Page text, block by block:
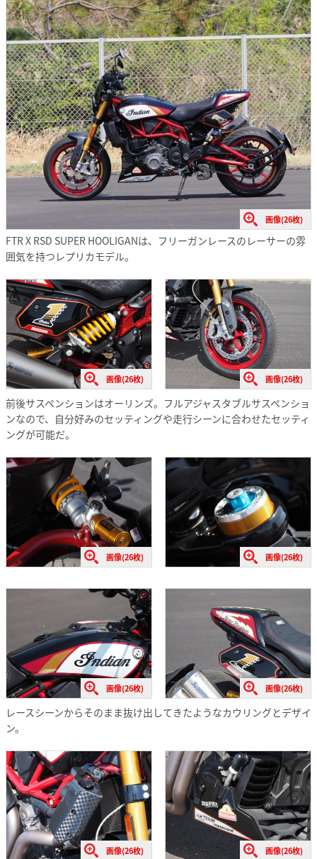
画像(26枚)
FTR X RSD SUPER HOOLIGANは、フリーガンレースのレーサーの雰
囲気を持つレプリカモデル。
画像(26枚) 画像(26枚)
前後サスペンションはオーリンズ。フルアジャスタブルサスペンショ
ンなので、自分好みのセッティングや走行シーンに合わせたセッティ
ングが可能だ。
画像(26枚) 画像(26枚)
画像(26枚) 画像(26枚)
レースシーンからそのまま抜け出してきたようなカウリングとデザイ
ン。
画像(26枚) 画像(26枚)